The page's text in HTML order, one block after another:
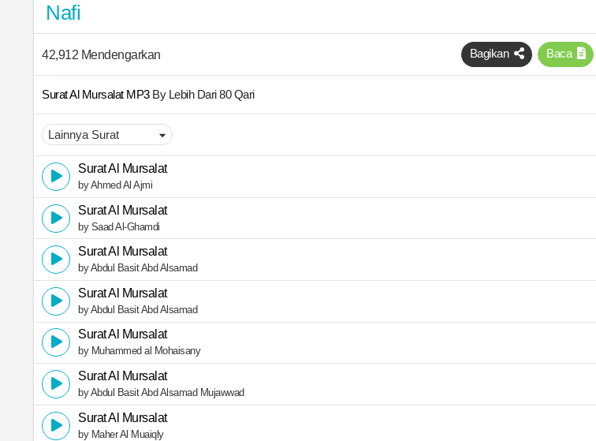
Nafi
42,912 Mendengarkan Baca
Bagikan
Surat Al Mursalat MP3 By Lebih Dari 80 Qari
Surat Al Mursalat
by Ahmed Al Ajmi
Surat Al Mursalat
by Saad Al-Ghamdi
Surat Al Mursalat
by Abdul Basit Abd Alsamad
Surat Al Mursalat
by Abdul Basit Abd Alsamad
Surat Al Mursalat
by Muhammed al Mohaisany
Surat Al Mursalat
by Abdul Basit Abd Alsamad Mujawwad
Surat Al Mursalat
by Maher Al Muaiqly